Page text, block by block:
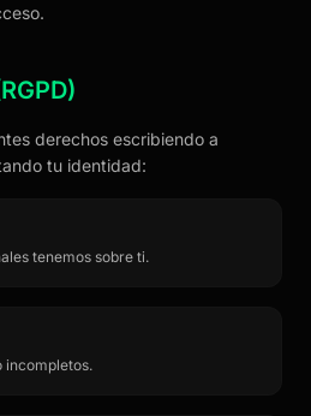
derechos escribiendo a
tu identidad:
tenemos sobre ti.
incompletos.